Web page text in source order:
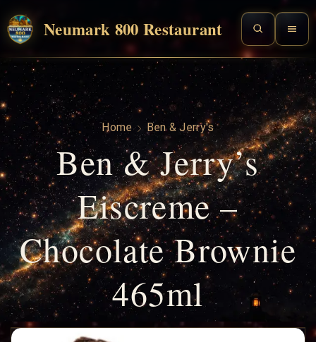
Neumark 800 Restaurant
Home Ben & Jerry's
Ben & Jerry’s
Eiscreme –
Chocolate Brownie
465ml